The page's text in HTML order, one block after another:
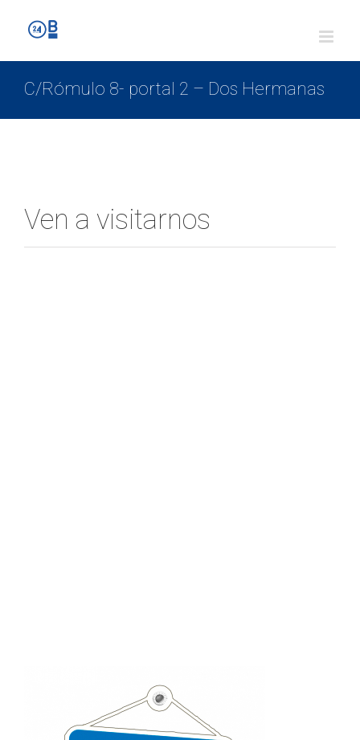
C/Rómulo 8- portal 2 – Dos Hermanas
Ven a visitarnos